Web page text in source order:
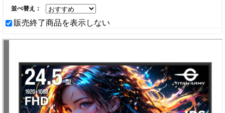
並べ替え：
販売終了商品を表示しない